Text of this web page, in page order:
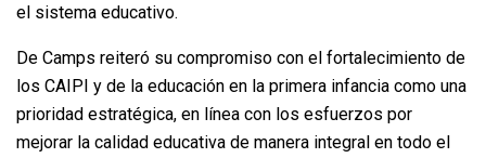
el sistema educativo.
De Camps reiteró su compromiso con el fortalecimiento de
los CAIPI y de la educación en la primera infancia como una
prioridad estratégica, en línea con los esfuerzos por
mejorar la calidad educativa de manera integral en todo el